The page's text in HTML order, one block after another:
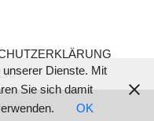
Dienste. Mit
Sie sich damit
OK